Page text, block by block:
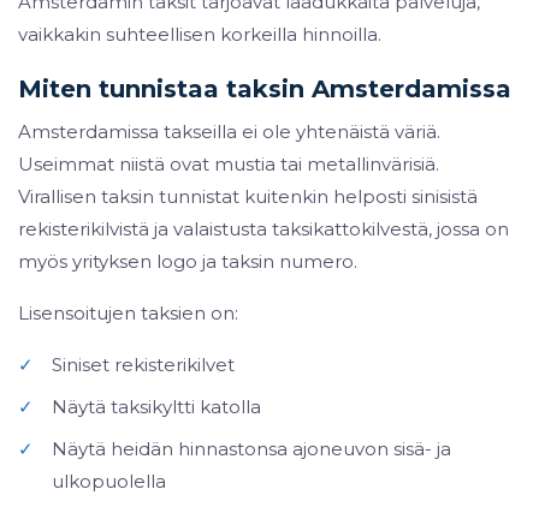
vaikkakin suhteellisen korkeilla hinnoilla.
Miten tunnistaa taksin Amsterdamissa
Amsterdamissa takseilla ei ole yhtenäistä väriä.
Useimmat niistä ovat mustia tai metallinvärisiä.
Virallisen taksin tunnistat kuitenkin helposti sinisistä
rekisterikilvistä ja valaistusta taksikattokilvestä, jossa on
myös yrityksen logo ja taksin numero.
Lisensoitujen taksien on:
✓
Siniset rekisterikilvet
✓
Näytä taksikyltti katolla
✓
Näytä heidän hinnastonsa ajoneuvon sisä- ja
ulkopuolella